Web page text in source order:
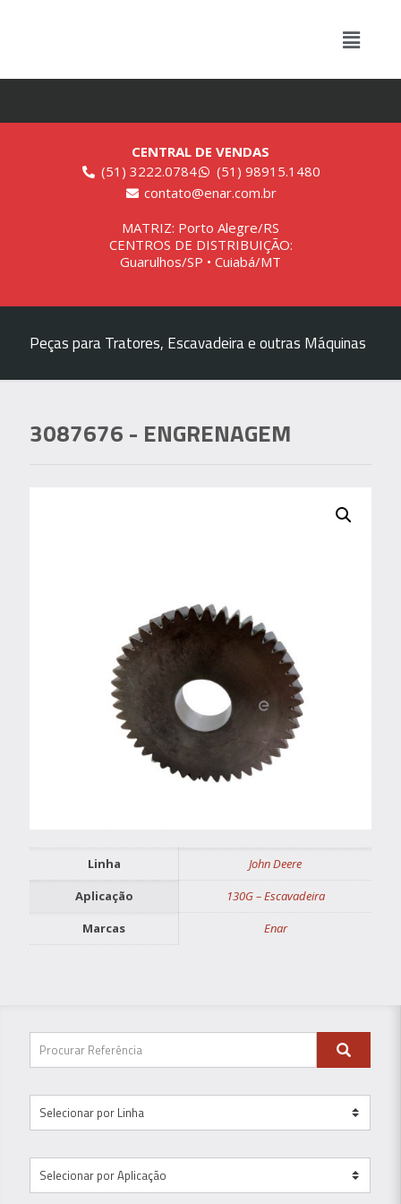
CENTRAL DE VENDAS
(51) 3222.0784
(51) 98915.1480
contato@enar.com.br
MATRIZ: Porto Alegre/RS
CENTROS DE DISTRIBUIÇÃO:
Guarulhos/SP • Cuiabá/MT
Peças para Tratores, Escavadeira e outras Máquinas
3087676 - ENGRENAGEM
Linha
John Deere
Aplicação
130G – Escavadeira
Marcas
Enar